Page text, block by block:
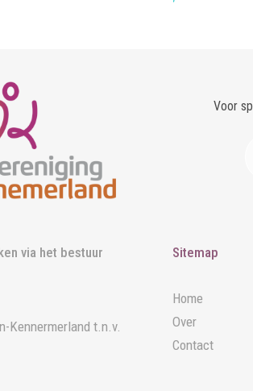
Voor
via het bestuur
Kennermerland t.n.v.
Sitemap
Home
Over
Contact